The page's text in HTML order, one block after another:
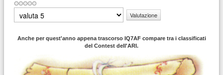
Valuta
Anche per quest'anno appena trascorso IQ7AF compare tra i classificati
del Contest dell'ARI.